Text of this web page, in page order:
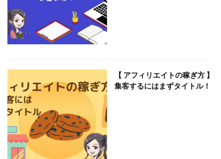
【 アフィリエイトの稼ぎ方 】
集客するにはまずタイトル！
検索